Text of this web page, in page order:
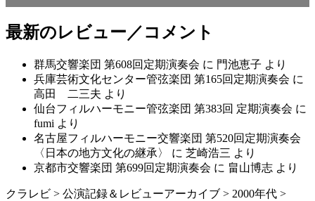
最新のレビュー／コメント
群馬交響楽団 第608回定期演奏会 に 門池恵子 より
兵庫芸術文化センター管弦楽団 第165回定期演奏会 に
高田 二三夫 より
仙台フィルハーモニー管弦楽団 第383回 定期演奏会 に
fumi より
名古屋フィルハーモニー交響楽団 第520回定期演奏会
〈日本の地方文化の継承〉
に 芝崎浩三 より
京都市交響楽団 第699回定期演奏会 に 畠山博志 より
クラレビ > 公演記録＆レビューアーカイブ > 2000年代 >